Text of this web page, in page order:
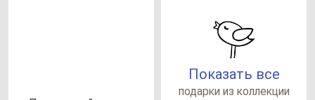
Показать все
по­дар­ки из кол­лек­ции